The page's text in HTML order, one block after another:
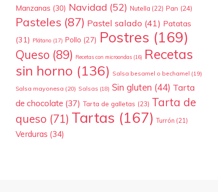
Manzanas (30) Navidad (52) Nutella (22) Pan (24)
Pasteles (87) Pastel salado (41) Patatas
(31) Plátano (17) Pollo (27) Postres (169)
Queso (89) Recetas con microondas (16) Recetas
sin horno (136) Salsa besamel o bechamel (19)
Salsa mayonesa (20) Salsas (18) Sin gluten (44) Tarta
de chocolate (37) Tarta de galletas (23) Tarta de
queso (71) Tartas (167) Turrón (21)
Verduras (34)